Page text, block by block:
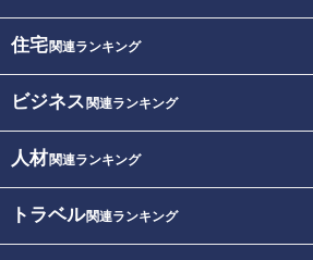
住宅関連ランキング
ビジネス 関連ランキング
人材関連ランキング
トラベル関連ランキング